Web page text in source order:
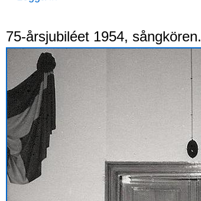
75-årsjubiléet 1954, sångkören.